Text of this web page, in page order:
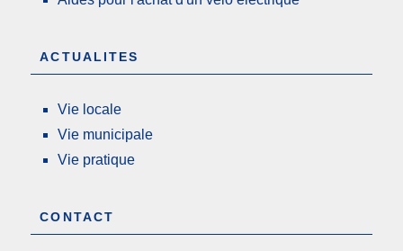
ACTUALITES
Vie locale
Vie municipale
Vie pratique
CONTACT